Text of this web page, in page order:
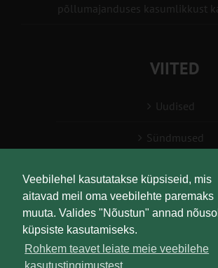
Veebilehel kasutatakse küpsiseid, mis
aitavad meil oma veebilehte paremaks
muuta. Valides "Nõustun" annad
küpsiste kasutamiseks.
Rohkem teavet leiate meie veebilehe
põllumajanduses kasumlikkust
VIITED
Uudised
Sündmused
Teabesalv
Liitu uudiskirjaga